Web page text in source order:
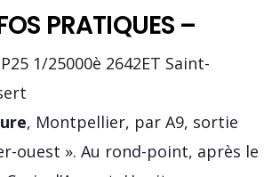
PRATIQUES –
1/25000è 2642ET Saint-
, Montpellier, par A9, sortie
ouest ». Au rond-point, après le